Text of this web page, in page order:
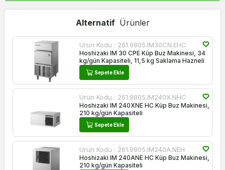
Alternatif Ürünler
Ürün Kodu : 261.9805.IM30CN.EHC
Hoshizaki IM 30 CPE Küp Buz Makinesi, 34
kg/gün Kapasiteli, 11,5 kg Saklama Hazneli
Sepete Ekle
Ürün Kodu : 261.9805.IM240X.NHC
Hoshizaki IM 240XNE HC Küp Buz Makinesi,
210 kg/gün Kapasiteli
Sepete Ekle
Ürün Kodu : 261.9805.IM240A.NEH
Hoshizaki IM 240ANE HC Küp Buz Makinesi,
210 kg/gün Kapasiteli